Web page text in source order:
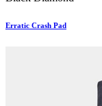
Erratic Crash Pad